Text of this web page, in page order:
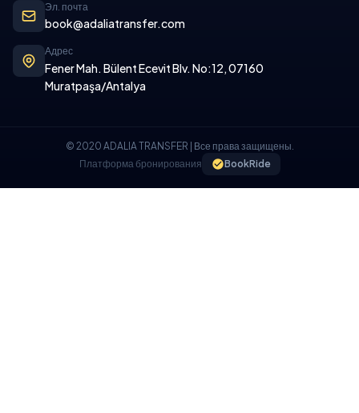
Эл. почта
book@adaliatransfer.com
Адрес
Fener Mah. Bülent Ecevit Blv. No:12, 07160
Muratpaşa/Antalya
© 2020 ADALIA TRANSFER | Все права защищены.
Платформа бронирования
BookRide